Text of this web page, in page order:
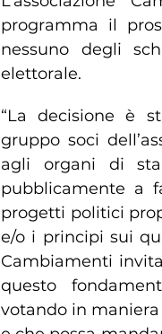
programma il
nessuno degli
elettorale.
“La decisione è
gruppo soci
agli organi di
pubblicamente a
progetti politici
e/o i principi sui
Cambiamenti
questo
votando in